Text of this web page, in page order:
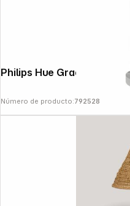
Número de producto:792528